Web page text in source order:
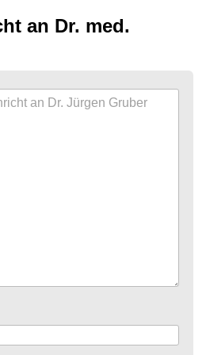
an Dr. med.